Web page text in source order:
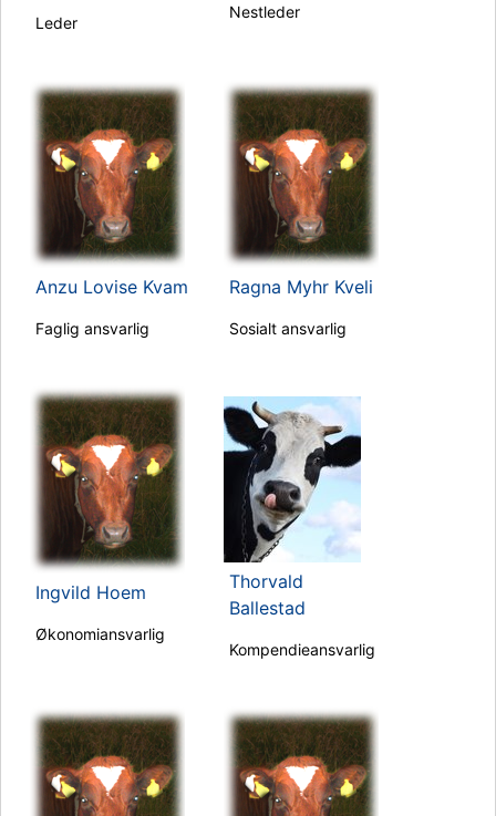
Leder
Nestleder
Anzu Lovise Kvam
Faglig ansvarlig
Ragna Myhr Kveli
Sosialt ansvarlig
Ingvild Hoem
Økonomiansvarlig
Thorvald
Ballestad
Kompendieansvarlig